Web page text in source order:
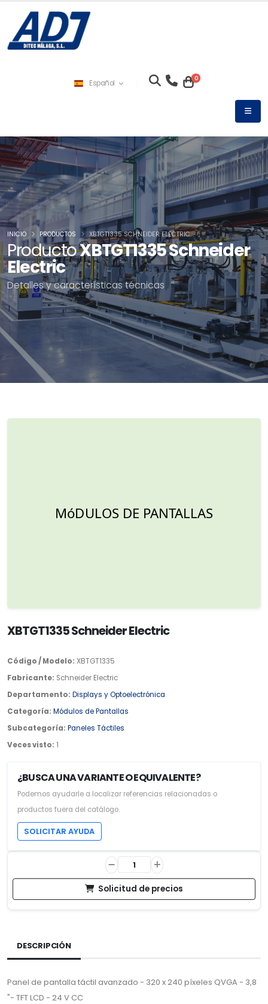
Español 0
ProductoXBTGT1335 Schneider
Electric
Detalles y características técnicas
INICIO PRODUCTOS XBTGT1335 SCHNEIDER ELECTRIC
XBTGT1335 Schneider Electric
Código / Modelo: XBTGT1335
Fabricante: Schneider Electric
Departamento: Displays y Optoelectrónica
Categoría: Módulos de Pantallas
Subcategoría: Paneles Táctiles
Veces visto: 1
¿BUSCA UNA VARIANTE O EQUIVALENTE?
Podemos ayudarle a localizar referencias relacionadas o
productos fuera del catálogo.
SOLICITAR AYUDA
Solicitud de precios
DESCRIPCIÓN
Panel de pantalla táctil avanzado - 320 x 240 píxeles QVGA - 3,8
"- TFT LCD - 24 V CC